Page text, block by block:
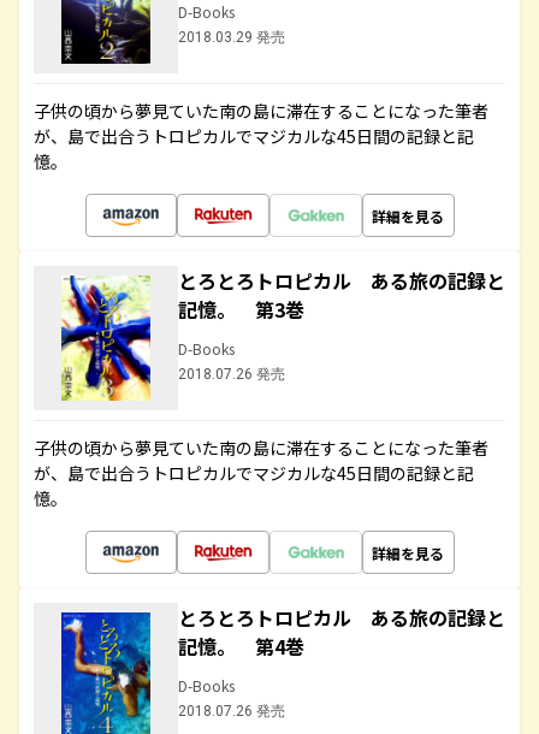
D-Books
2018.03.29 発売
子供の頃から夢見ていた南の島に滞在することになった筆者
が、島で出合うトロピカルでマジカルな45日間の記録と記
憶。
詳細を見る
とろとろトロピカル ある旅の記録と
記憶。 第3巻
D-Books
2018.07.26 発売
子供の頃から夢見ていた南の島に滞在することになった筆者
が、島で出合うトロピカルでマジカルな45日間の記録と記
憶。
詳細を見る
とろとろトロピカル ある旅の記録と
記憶。 第4巻
D-Books
2018.07.26 発売